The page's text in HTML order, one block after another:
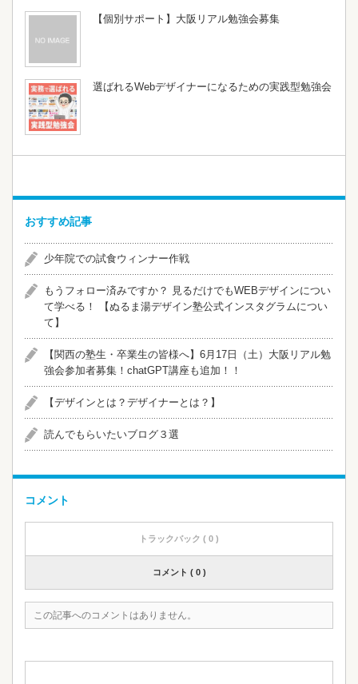
【個別サポート】大阪リアル勉強会募集
選ばれるWebデザイナーになるための実践型勉強会
おすすめ記事
少年院での試食ウィンナー作戦
​​もうフォロー済みですか？ 見るだけでもWEBデザインについ
て学べる！ 【ぬるま湯デザイン塾公式インスタグラムについ
て】
【関西の塾生・卒業生の皆様へ】6月17日（土）大阪リアル勉
強会参加者募集！chatGPT講座も追加！！
【デザインとは？デザイナーとは？】
読んでもらいたいブログ３選
コメント
トラックバック ( 0 )
コメント ( 0 )
この記事へのコメントはありません。